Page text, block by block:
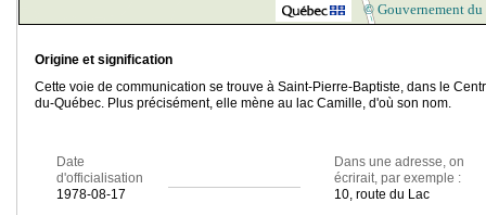
© Gouvernement du
Origine et signification
Cette voie de communication se trouve à Saint-Pierre-Baptiste, dans le
du-Québec. Plus précisément, elle mène au lac Camille, d'où son nom.
Date
d'officialisation
1978-08-17
Dans une adresse, on
écrirait, par exemple :
10, route du Lac